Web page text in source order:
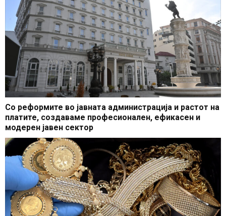
Со реформите во јавната администрација и растот на
платите, создаваме професионален, ефикасен и
модерен јавен сектор